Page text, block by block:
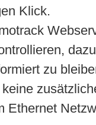
Klick.
zu
Ethernet